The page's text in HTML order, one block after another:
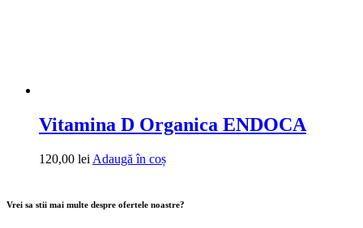
Vitamina D Organica ENDOCA
120,00 lei Adaugă în coș
Vrei sa stii mai multe despre ofertele noastre?